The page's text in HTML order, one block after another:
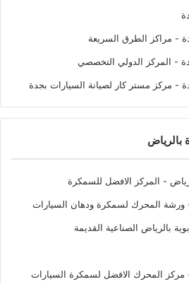
- مراكز الطرق السريعة
- المركز الدولي التخصصي
- مركز مستر كار لصيانة السيارات بجدة
بالرياض
- المركز الافضل للسمكرة
ورشة المحرك لسمكرة ودهان السيارات
بالرياض الصناعية القديمة
مركز المحرك الافضل لسمكرة السيارات